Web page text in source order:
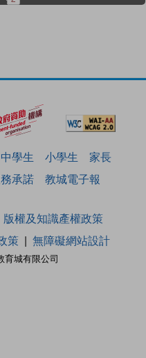
中學生 小學生
家長
承諾 教城電子報
育城有限公司
版權及知識產權政策
策 無障礙網站設計